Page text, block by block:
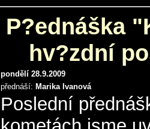
P?ednáška
hv?zdní
pondělí 28.9.2009
přednáší: Marika Ivanová
Poslední